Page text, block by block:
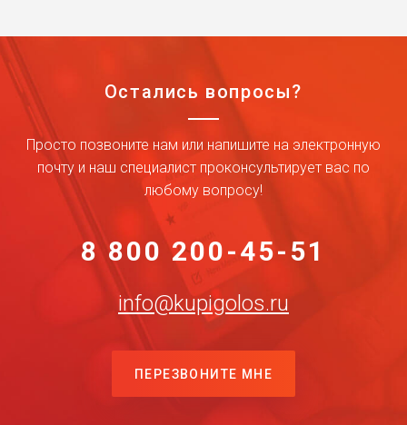
Остались вопросы?
Просто позвоните нам или напишите на электронную
почту и наш специалист проконсультирует вас по
любому вопросу!
8 800 200-45-51
info@kupigolos.ru
ПЕРЕЗВОНИТЕ МНЕ